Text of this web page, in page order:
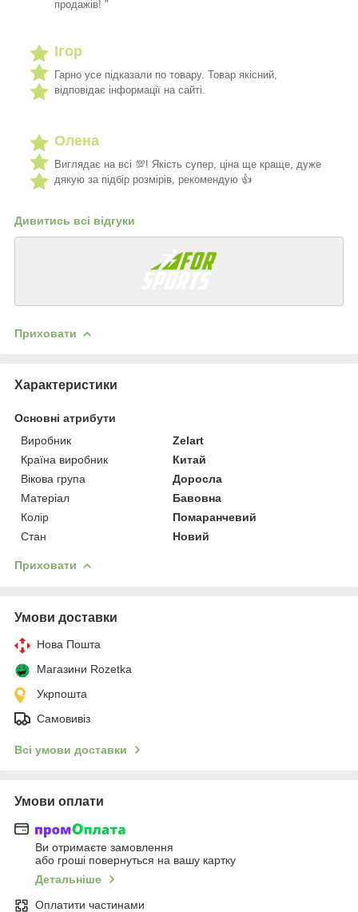
продажів! "
Ігор
Гарно усе підказали по товару. Товар якісний,
відповідає інформації на сайті.
Олена
Виглядає на всі 💯! Якість супер, ціна ще краще, дуже
дякую за підбір розмірів, рекомендую 👍
Дивитись всі відгуки
Приховати
Характеристики
Основні атрибути
Виробник
Zelart
Країна виробник
Китай
Вікова група
Доросла
Матеріал
Бавовна
Колір
Помаранчевий
Стан
Новий
Приховати
Умови доставки
Нова Пошта
Магазини Rozetka
Укрпошта
Самовивіз
Всі умови доставки
Умови оплати
Ви отримаєте замовлення
або гроші повернуться на вашу картку
Детальніше
Оплатити частинами